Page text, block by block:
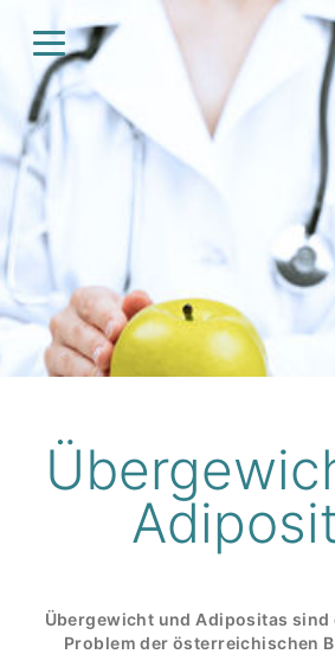
Übergewicht und Adipositas sind
Problem der österreichischen